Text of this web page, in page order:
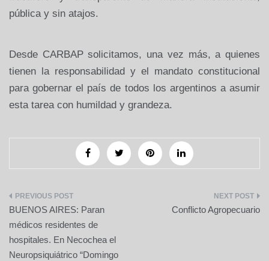
pública y sin atajos.
Desde CARBAP solicitamos, una vez más, a quienes
tienen la responsabilidad y el mandato constitucional
para gobernar el país de todos los argentinos a asumir
esta tarea con humildad y grandeza.
Navegación
de
entradas
BUENOS AIRES: Paran
médicos residentes de
hospitales. En Necochea el
Neuropsiquiátrico “Domingo
Conflicto Agropecuario